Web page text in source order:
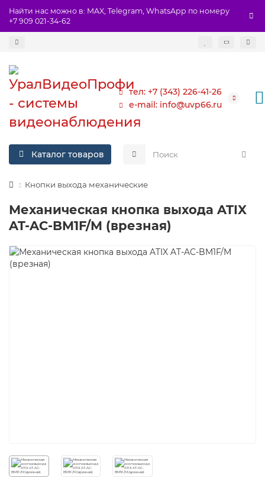
Найти нас можно в: MAX, Telegram, WhatsApp по номеру
+7 909 021-34-62
тел: +7 (343) 226-41-26
e-mail: info@uvp66.ru
Каталог товаров
Кнопки выхода механические
Механическая кнопка выхода ATIX
AT-AC-BM1F/M (врезная)